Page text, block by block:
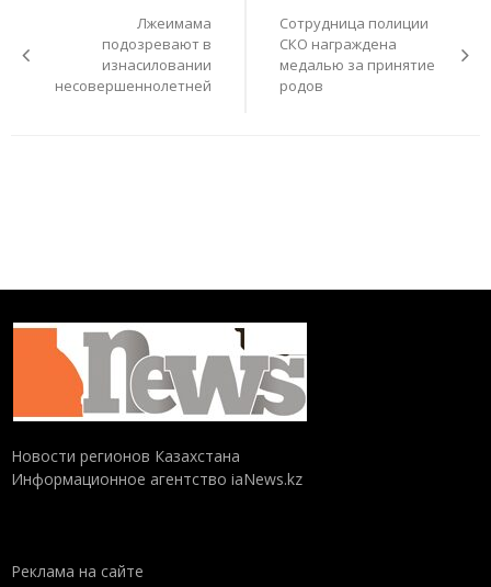
Лжеимама
подозревают в
изнасиловании
несовершеннолетней
Сотрудница полиции
СКО награждена
медалью за принятие
родов
Новости регионов Казахстана
Информационное агентство iaNews.kz
Реклама на сайте